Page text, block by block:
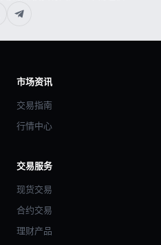
市场资讯
交易指南
行情中心
交易服务
现货交易
合约交易
理财产品